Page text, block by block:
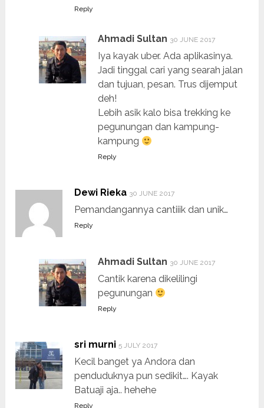
Reply
Ahmadi Sultan 30 JUNE 2017
Iya kayak uber. Ada aplikasinya.
Jadi tinggal cari yang searah jalan
dan tujuan, pesan. Trus dijemput
deh!
Lebih asik kalo bisa trekking ke
pegunungan dan kampung-
kampung
Reply
Dewi Rieka 30 JUNE 2017
Pemandangannya cantiiik dan unik…
Reply
Ahmadi Sultan 30 JUNE 2017
Cantik karena dikelilingi
pegunungan
Reply
sri murni 5 JULY 2017
Kecil banget ya Andora dan
penduduknya pun sedikit…. Kayak
Batuaji aja.. hehehe
Reply